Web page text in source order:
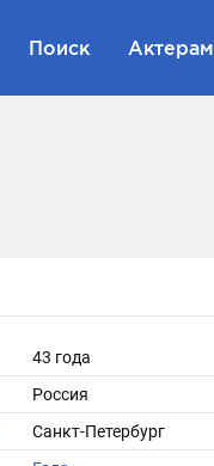
Поиск Актерам
43 года
Россия
Санкт-Петербург